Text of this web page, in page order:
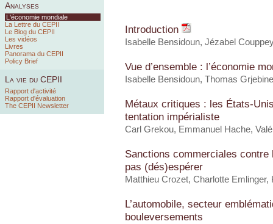
Analyses
L'économie mondiale
La Lettre du CEPII
Le Blog du CEPII
Les vidéos
Livres
Panorama du CEPII
Policy Brief
La vie du CEPII
Rapport d'activité
Rapport d'évaluation
The CEPII Newsletter
Introduction
Isabelle Bensidoun, Jézabel
Vue d’ensemble : l’économie
Isabelle Bensidoun, Thomas Grjebine
Métaux critiques : les États-
tentation impérialiste
Carl Grekou, Emmanuel Hache,
Sanctions commerciales
pas (dés)espérer
Matthieu Crozet, Charlotte Emlinger,
L’automobile, secteur
bouleversements